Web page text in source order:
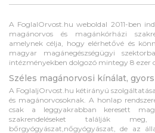
A FoglalOrvost.hu weboldal 2011-ben
magánorvos és magánkórházi
amelynek célja, hogy elérhetővé és
magyar magánegészségügyi
intézményekben dolgozó mintegy 8 ezer
Széles magánorvosi kínálat,
A FoglaljOrvost.hu kétirányú
és magánorvosoknak. A honlap
csak a leggyakrabban keresett
szakrendeléseket találják
bőrgyógyászat,nőgyógyászat, de az